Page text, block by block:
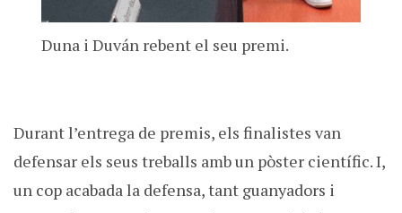
Duna i Duván rebent el seu premi.
Durant l’entrega de premis, els finalistes van
defensar els seus treballs amb un pòster científic. I,
un cop acabada la defensa, tant guanyadors i